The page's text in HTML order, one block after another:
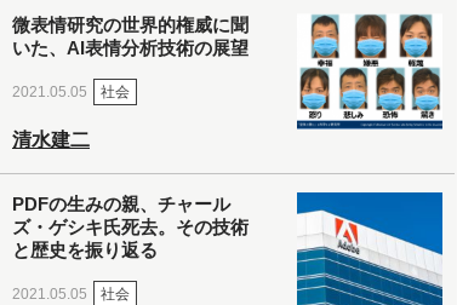
微表情研究の世界的権威に聞
いた、AI表情分析技術の展望
2021.05.05 社会
清水建二
PDFの生みの親、チャール
ズ・ゲシキ氏死去。その技術
と歴史を振り返る
2021.05.05 社会